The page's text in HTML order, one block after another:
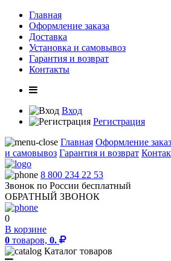
Главная
Оформление заказа
Доставка
Установка и самовывоз
Гарантия и возврат
Контакты
Вход
Регистрация
Главная Оформление
и самовывоз Гарантия и возврат
8 800 234 22 53
Звонок по России бесплатный
ОБРАТНЫЙ ЗВОНОК
0
В корзине
0 товаров, 0.
Каталог товаров